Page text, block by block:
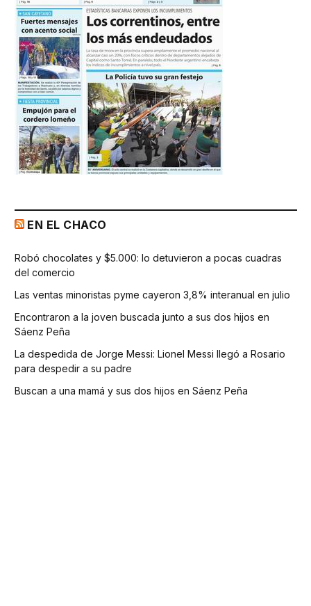
EN EL CHACO
Robó chocolates y $5.000: lo detuvieron a pocas cuadras
del comercio
Las ventas minoristas pyme cayeron 3,8% interanual en julio
Encontraron a la joven buscada junto a sus dos hijos en
Sáenz Peña
La despedida de Jorge Messi: Lionel Messi llegó a Rosario
para despedir a su padre
Buscan a una mamá y sus dos hijos en Sáenz Peña